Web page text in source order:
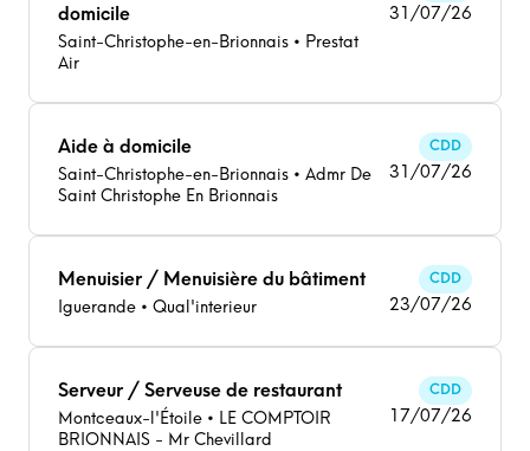
domicile
Saint-Christophe-en-Brionnais • Prestat
Air
31/07/26
Aide à domicile
Saint-Christophe-en-Brionnais • Admr De
Saint Christophe En Brionnais
CDD
31/07/26
Menuisier / Menuisière du bâtiment
Iguerande • Qual'interieur
CDD
23/07/26
Serveur / Serveuse de restaurant
Montceaux-l'Étoile • LE COMPTOIR
BRIONNAIS - Mr Chevillard
CDD
17/07/26